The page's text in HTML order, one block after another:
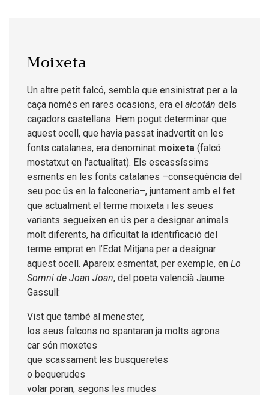
Moixeta
Un altre petit falcó, sembla que ensinistrat per a la
caça només en rares ocasions, era el alcotán dels
caçadors castellans. Hem pogut determinar que
aquest ocell, que havia passat inadvertit en les
fonts catalanes, era denominat moixeta (falcó
mostatxut en l'actualitat). Els escassíssims
esments en les fonts catalanes –conseqüència del
seu poc ús en la falconeria–, juntament amb el fet
que actualment el terme moixeta i les seues
variants segueixen en ús per a designar animals
molt diferents, ha dificultat la identificació del
terme emprat en l’Edat Mitjana per a designar
aquest ocell. Apareix esmentat, per exemple, en Lo
Somni de Joan Joan, del poeta valencià Jaume
Gassull:
Vist que també al menester,
los seus falcons no spantaran ja molts agrons
car són moxetes
que scassament les busqueretes
o bequerudes
volar poran, segons les mudes